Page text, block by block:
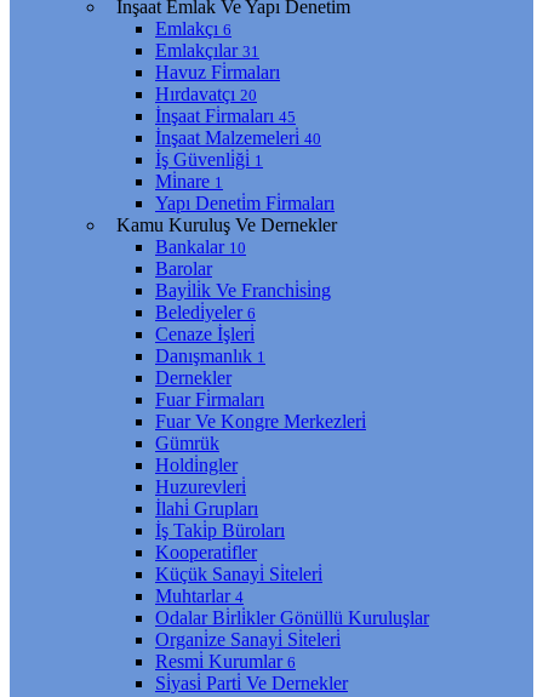
İnşaat Emlak Ve Yapı Deneti̇m
Emlakçı 6
Emlakçılar 31
Havuz Fi̇rmaları
Hırdavatçı 20
İnşaat Fi̇rmaları 45
İnşaat Malzemeleri̇ 40
İş Güvenli̇ği̇ 1
Mi̇nare 1
Yapı Deneti̇m Fi̇rmaları
Kamu Kuruluş Ve Dernekler
Bankalar 10
Barolar
Bayi̇li̇k Ve Franchi̇si̇ng
Beledi̇yeler 6
Cenaze İşleri̇
Danışmanlık 1
Dernekler
Fuar Fi̇rmaları
Fuar Ve Kongre Merkezleri̇
Gümrük
Holdi̇ngler
Huzurevleri̇
İlahi̇ Grupları
İş Taki̇p Büroları
Kooperati̇fler
Küçük Sanayi̇ Si̇teleri̇
Muhtarlar 4
Odalar Bi̇rli̇kler Gönüllü Kuruluşlar
Organi̇ze Sanayi̇ Si̇teleri̇
Resmi̇ Kurumlar 6
Si̇yasi̇ Parti̇ Ve Dernekler